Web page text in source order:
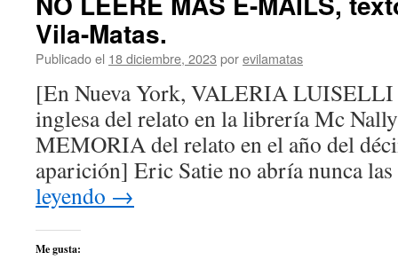
Vila-Matas.
Publicado el 18 diciembre, 2023 porevilamatas
[En Nueva York, VALERIA LUISELLI
inglesa del relato en la librería Mc
MEMORIA del relato en el año del
aparición] Eric Satie no abría nunca
leyendo →
Me gusta: